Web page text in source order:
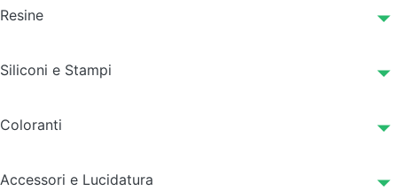
Resine
Siliconi e Stampi
Coloranti
Accessori e Lucidatura